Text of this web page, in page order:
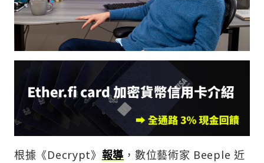
根據《Decrypt》 報導 ，數位藝術家 Beeple 近